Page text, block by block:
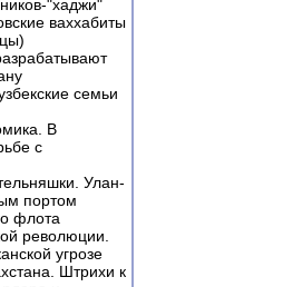
"хаджи"
ваххабиты
семьи
В
с
Улан-
портом
флота
революции.
угрозе
Штрихи к